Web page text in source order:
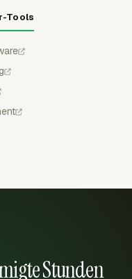
Tools
Stunden